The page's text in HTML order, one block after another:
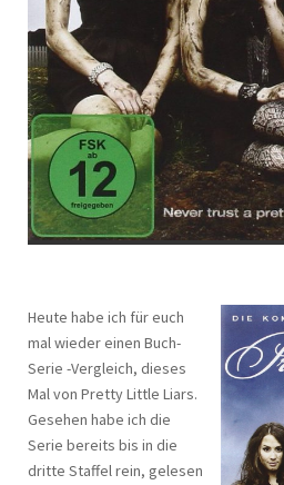
Heute habe ich für euch
mal wieder einen Buch-
Serie -Vergleich, dieses
Mal von Pretty Little Liars.
Gesehen habe ich die
Serie bereits bis in die
dritte Staffel rein, gelesen